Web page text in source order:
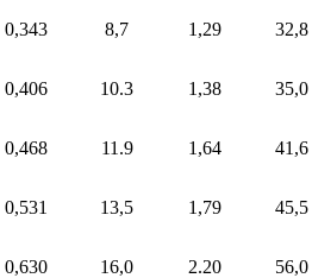
0,343 8,7 1,29 32,8
0,406 10.3 1,38 35,0
0,468 11.9 1,64 41,6
0,531 13,5 1,79 45,5
0,630 16,0 2.20 56,0